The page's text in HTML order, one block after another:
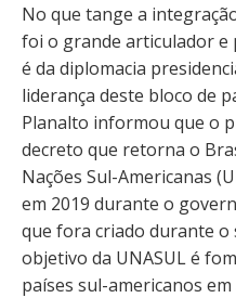
No que tange a
foi o grande articulador e
é da diplomacia
liderança deste bloco de
Planalto informou que o
decreto que retorna o
Nações Sul-Americanas
em 2019 durante o
que fora criado durante o
objetivo da UNASUL é
países sul-americanos